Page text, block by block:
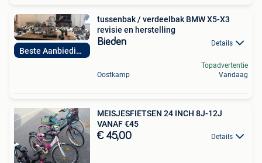
Beste Aanbieding
tussenbak / verdeelbak BMW X5-X3
revisie en herstelling
Bieden Details
Oostkamp
Topadvertentie
Vandaag
MEISJESFIETSEN 24 INCH 8J-12J
VANAF €45
€ 45,00 Details